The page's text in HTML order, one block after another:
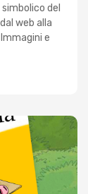
del
web alla
e